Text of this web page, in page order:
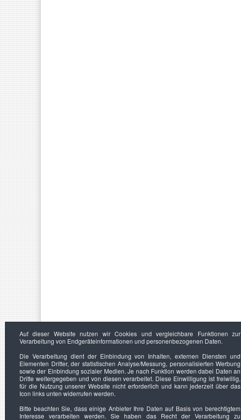
Auf dieser Website nutzen wir Cookies und vergleichbare Funktionen zur
Verarbeitung von Endgeräteinformationen und personenbezogenen Daten.
Die Verarbeitung dient der Einbindung von Inhalten, externen Diensten und
Elementen Dritter, der statistischen Analyse/Messung, personalisierten Werbung
sowie der Einbindung sozialer Medien. Je nach Funktion werden dabei Daten an
Dritte weitergegeben und von diesen verarbeitet. Diese Einwilligung ist freiwillig,
für die Nutzung unserer Website nicht erforderlich und kann jederzeit über das
Icon links unten widerrufen werden.
Bitte beachten Sie, dass einige Anbieter Ihre Daten auf Basis von berechtigtem
Interesse verarbeiten werden. Sie haben das Recht der Verarbeitung zu